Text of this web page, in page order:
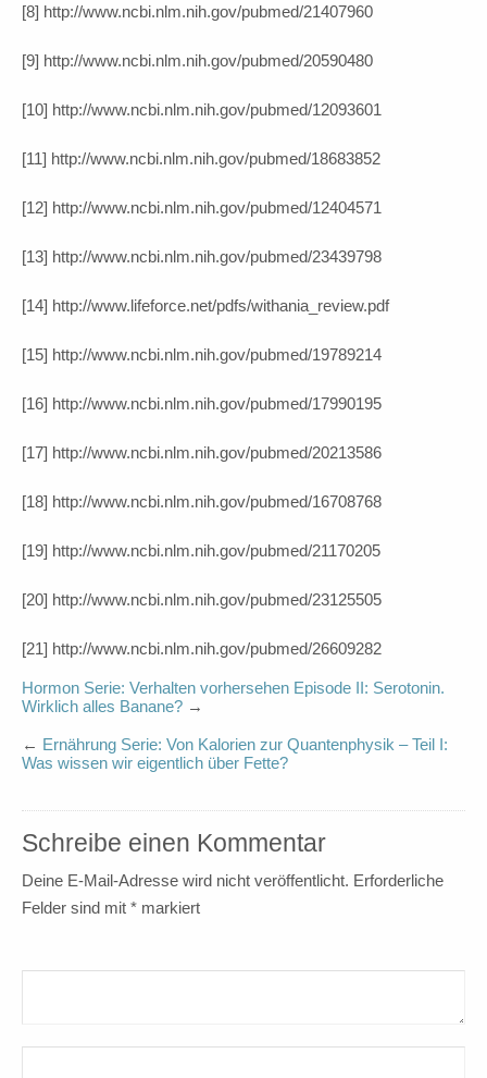
[8] http://www.ncbi.nlm.nih.gov/pubmed/21407960
[9] http://www.ncbi.nlm.nih.gov/pubmed/20590480
[10] http://www.ncbi.nlm.nih.gov/pubmed/12093601
[11] http://www.ncbi.nlm.nih.gov/pubmed/18683852
[12] http://www.ncbi.nlm.nih.gov/pubmed/12404571
[13] http://www.ncbi.nlm.nih.gov/pubmed/23439798
[14] http://www.lifeforce.net/pdfs/withania_review.pdf
[15] http://www.ncbi.nlm.nih.gov/pubmed/19789214
[16] http://www.ncbi.nlm.nih.gov/pubmed/17990195
[17] http://www.ncbi.nlm.nih.gov/pubmed/20213586
[18] http://www.ncbi.nlm.nih.gov/pubmed/16708768
[19] http://www.ncbi.nlm.nih.gov/pubmed/21170205
[20] http://www.ncbi.nlm.nih.gov/pubmed/23125505
[21] http://www.ncbi.nlm.nih.gov/pubmed/26609282
Hormon Serie: Verhalten vorhersehen Episode II: Serotonin.
Wirklich alles Banane? →
← Ernährung Serie: Von Kalorien zur Quantenphysik – Teil I:
Was wissen wir eigentlich über Fette?
Schreibe einen Kommentar
Deine E-Mail-Adresse wird nicht veröffentlicht. Erforderliche
Felder sind mit * markiert